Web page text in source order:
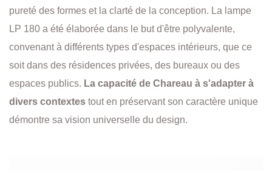
pureté des formes et la clarté de la conception. La lampe
LP 180 a été élaborée dans le but d'être polyvalente,
convenant à différents types d'espaces intérieurs, que ce
soit dans des résidences privées, des bureaux ou des
espaces publics. La capacité de Chareau à s'adapter à
divers contextes tout en préservant son caractère unique
démontre sa vision universelle du design.